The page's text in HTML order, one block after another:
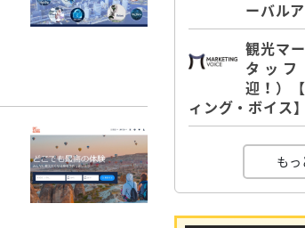
ーバル
観光マ
タッフ
迎！）
ィング・ボイス】
もっ